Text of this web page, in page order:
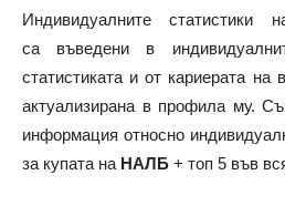
Индивидуалните статистики
са въведени в
статистиката и от кариерата на
актуализирана в профила му.
информация относно
за купата на НАЛБ + топ 5 във